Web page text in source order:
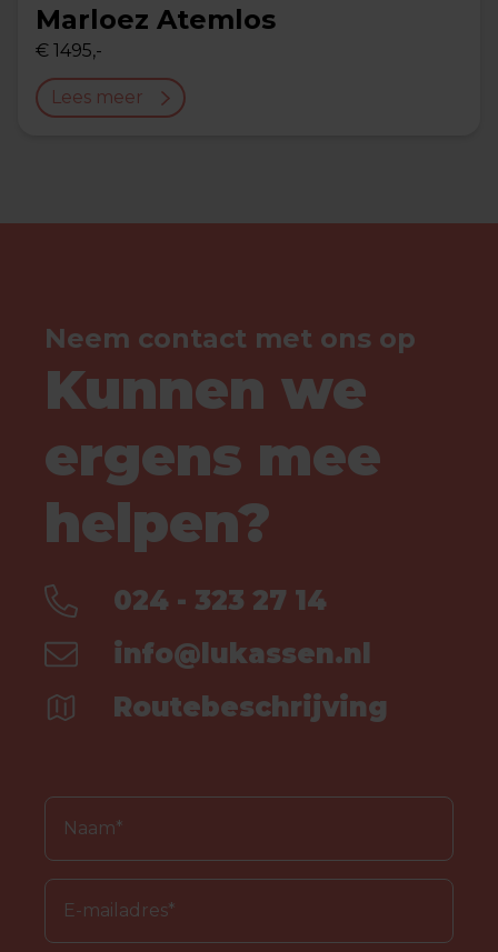
Marloez Atemlos
€ 1495,-
Lees meer
Neem contact met ons op
Kunnen we
ergens mee
helpen?
024 - 323 27 14
info@lukassen.nl
Routebeschrijving